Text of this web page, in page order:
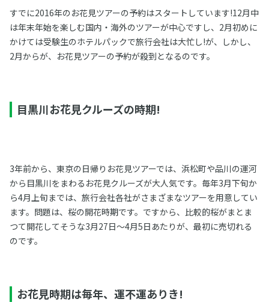
すでに2016年のお花見ツアーの予約はスタートしています!12月中
は年末年始を楽しむ国内・海外のツアーが中心ですし、2月初めに
かけては受験生のホテルパックで旅行会社は大忙し!が、しかし、
2月からが、お花見ツアーの予約が殺到となるのです。
目黒川お花見クルーズの時期!
3年前から、東京の日帰りお花見ツアーでは、浜松町や品川の運河
から目黒川をまわるお花見クルーズが大人気です。毎年3月下旬か
ら4月上旬までは、旅行会社各社がさまざまなツアーを用意してい
ます。問題は、桜の開花時期です。ですから、比較的桜がまとま
つて開花してそうな3月27日～4月5日あたりが、最初に売切れる
のです。
お花見時期は毎年、運不運ありき!